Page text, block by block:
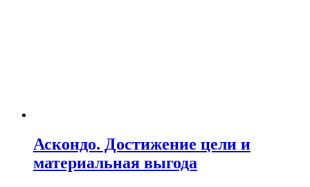
Аскондо. Достижение цели и
материальная выгода